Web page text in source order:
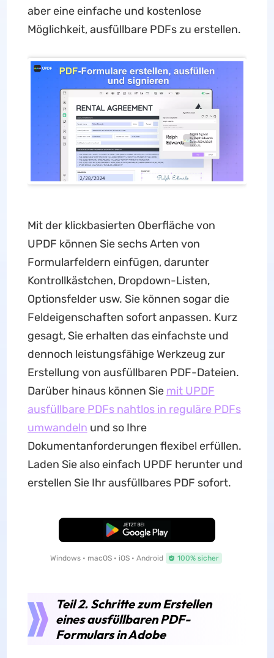
aber eine einfache und kostenlose
Möglichkeit, ausfüllbare PDFs zu erstellen.
Mit der klickbasierten Oberfläche von
UPDF können Sie sechs Arten von
Formularfeldern einfügen, darunter
Kontrollkästchen, Dropdown-Listen,
Optionsfelder usw. Sie können sogar die
Feldeigenschaften sofort anpassen. Kurz
gesagt, Sie erhalten das einfachste und
dennoch leistungsfähige Werkzeug zur
Erstellung von ausfüllbaren PDF-Dateien.
Darüber hinaus können Sie mit UPDF
ausfüllbare PDFs nahtlos in reguläre PDFs
umwandeln und so Ihre
Dokumentanforderungen flexibel erfüllen.
Laden Sie also einfach UPDF herunter und
erstellen Sie Ihr ausfüllbares PDF sofort.
Kostenloser Download
Windows • macOS • iOS • Android 100% sicher
Teil 2. Schritte zum Erstellen
eines ausfüllbaren PDF-
Formulars in Adobe